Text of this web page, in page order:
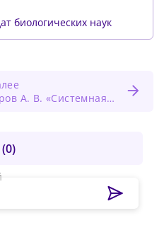
биологических наук
«Системная противовоспалительная терапия в лечении заболевания глотки»
0)